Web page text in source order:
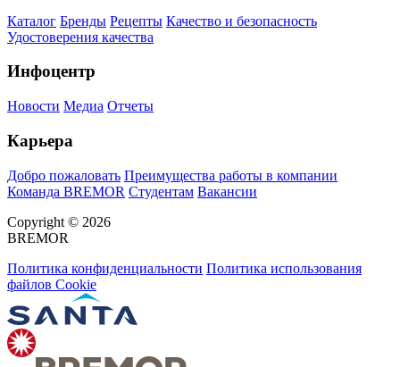
Каталог Бренды Рецепты Качество и безопасность
Удостоверения качества
Инфоцентр
Новости Медиа Отчеты
Карьера
Добро пожаловать Преимущества работы в компании
Команда BREMOR Студентам Вакансии
Copyright © 2026
BREMOR
Политика конфиденциальности Политика использования
файлов Cookie